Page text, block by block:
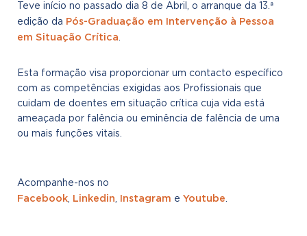
Teve início no passado dia 8 de Abril, o arranque da 13.ª
edição da Pós-Graduação em Intervenção à Pessoa
em Situação Crítica
Esta formação visa proporcionar um contacto específico
com as competências exigidas aos Profissionais que
cuidam de doentes em situação crítica cuja vida está
ameaçada por falência ou eminência de falência de uma
ou mais funções vitais.
Acompanhe-nos no
Facebook Linkedin Instagram e Youtube